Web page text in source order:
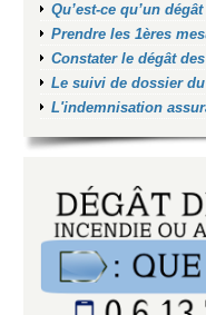
Qu’est-ce qu’un
Prendre les 1ères
Constater le dégât
Le suivi de dossier
L'indemnisation